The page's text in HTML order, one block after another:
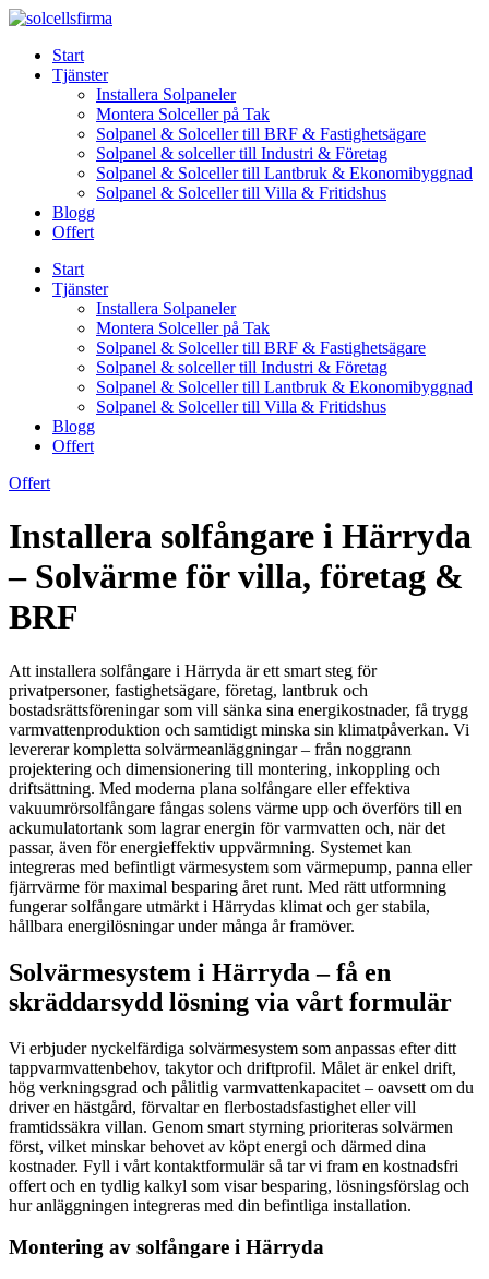
Skip
contentStart
Tjänster
Installera Solpaneler
Montera Solceller på Tak
Solpanel & Solceller till BRF & Fastighetsägare
Solpanel & solceller till Industri & Företag
Solpanel & Solceller till Lantbruk & Ekonomibyggnad
Solpanel & Solceller till Villa & Fritidshus
Blogg
Offert
Start
Tjänster
Installera Solpaneler
Montera Solceller på Tak
Solpanel & Solceller till BRF & Fastighetsägare
Solpanel & solceller till Industri & Företag
Solpanel & Solceller till Lantbruk & Ekonomibyggnad
Solpanel & Solceller till Villa & Fritidshus
Blogg
Offert
Offert
Installera solfångare i Härryda
– Solvärme för villa, företag &
BRF
Att installera solfångare i Härryda är ett smart steg för
privatpersoner, fastighetsägare, företag, lantbruk och
bostadsrättsföreningar som vill sänka sina energikostnader, få trygg
varmvattenproduktion och samtidigt minska sin klimatpåverkan. Vi
levererar kompletta solvärmeanläggningar – från noggrann
projektering och dimensionering till montering, inkoppling och
driftsättning. Med moderna plana solfångare eller effektiva
vakuumrörsolfångare fångas solens värme upp och överförs till en
ackumulatortank som lagrar energin för varmvatten och, när det
passar, även för energieffektiv uppvärmning. Systemet kan
integreras med befintligt värmesystem som värmepump, panna eller
fjärrvärme för maximal besparing året runt. Med rätt utformning
fungerar solfångare utmärkt i Härrydas klimat och ger stabila,
hållbara energilösningar under många år framöver.
Solvärmesystem i Härryda – få en
skräddarsydd lösning via vårt formulär
Vi erbjuder nyckelfärdiga solvärmesystem som anpassas efter ditt
tappvarmvattenbehov, takytor och driftprofil. Målet är enkel drift,
hög verkningsgrad och pålitlig varmvattenkapacitet – oavsett om du
driver en hästgård, förvaltar en flerbostadsfastighet eller vill
framtidssäkra villan. Genom smart styrning prioriteras solvärmen
först, vilket minskar behovet av köpt energi och därmed dina
kostnader. Fyll i vårt kontaktformulär så tar vi fram en kostnadsfri
offert och en tydlig kalkyl som visar besparing, lösningsförslag och
hur anläggningen integreras med din befintliga installation.
Montering av solfångare i Härryda